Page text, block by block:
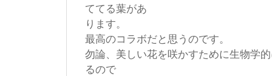
ててる葉があ
ります。
最高のコラボだと思うのです。
勿論、美しい花を咲かすために生物学
るので